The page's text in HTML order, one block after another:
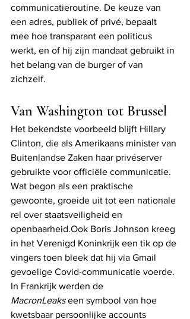
communicatieroutine. De keuze van
een adres, publiek of privé, bepaalt
mee hoe transparant een politicus
werkt, en of hij zijn mandaat gebruikt in
het belang van de burger of van
zichzelf.
Van Washington tot Brussel
Het bekendste voorbeeld blijft Hillary
Clinton, die als Amerikaans minister van
Buitenlandse Zaken haar privéserver
gebruikte voor officiële communicatie.
Wat begon als een praktische
gewoonte, groeide uit tot een nationale
rel over staatsveiligheid en
openbaarheid.Ook Boris Johnson kreeg
in het Verenigd Koninkrijk een tik op de
vingers toen bleek dat hij via Gmail
gevoelige Covid-communicatie voerde.
In Frankrijk werden de
MacronLeaks een symbool van hoe
kwetsbaar persoonlijke accounts